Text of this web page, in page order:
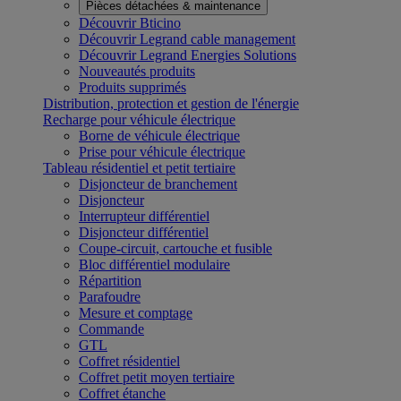
Pièces détachées & maintenance
Découvrir Bticino
Découvrir Legrand cable management
Découvrir Legrand Energies Solutions
Nouveautés produits
Produits supprimés
Distribution, protection et gestion de l'énergie
Recharge pour véhicule électrique
Borne de véhicule électrique
Prise pour véhicule électrique
Tableau résidentiel et petit tertiaire
Disjoncteur de branchement
Disjoncteur
Interrupteur différentiel
Disjoncteur différentiel
Coupe-circuit, cartouche et fusible
Bloc différentiel modulaire
Répartition
Parafoudre
Mesure et comptage
Commande
GTL
Coffret résidentiel
Coffret petit moyen tertiaire
Coffret étanche